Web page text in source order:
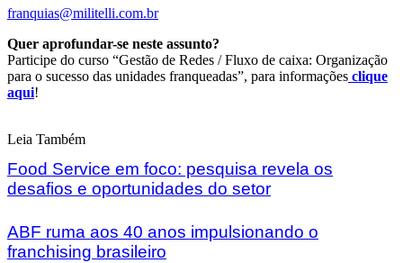
franquias@militelli.com.br
Quer aprofundar-se neste assunto?
Participe do curso “Gestão de Redes / Fluxo de caixa: Organização
para o sucesso das unidades franqueadas”, para informações clique
aqui!
Leia Também
Food Service em foco: pesquisa revela os
desafios e oportunidades do setor
ABF ruma aos 40 anos impulsionando o
franchising brasileiro